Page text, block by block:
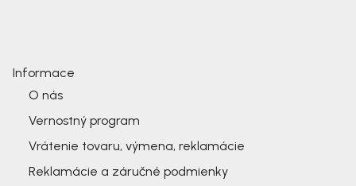
Informace
O nás
Vernostný program
Vrátenie tovaru, výmena, reklamácie
Reklamácie a záručné podmienky